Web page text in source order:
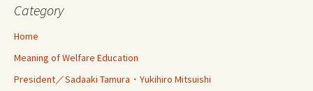
Category
Home
Meaning of Welfare Education
President／Sadaaki Tamura・Yukihiro Mitsuishi